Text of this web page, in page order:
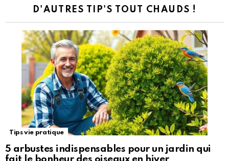
D'AUTRES TIP'S TOUT CHAUDS !
Tips vie pratique
5 arbustes indispensables pour un jardin qui